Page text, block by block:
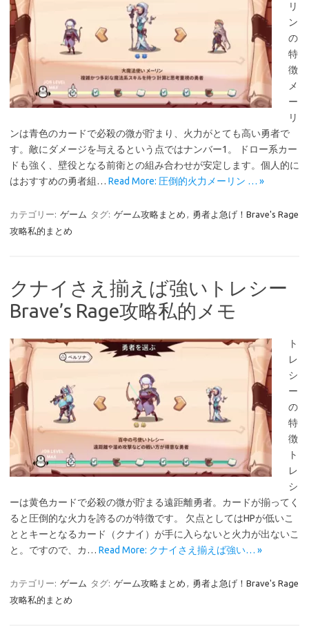
リ
ン
の
特
徴
メ
ー
リ
ンは青色のカードで必殺の微が貯まり、火力がとても高い勇者で
す。敵にダメージを与えるという点ではナンバー1。 ドロー系カー
ドも強く、壁役となる前衛との組み合わせが安定します。個人的に
はおすすめの勇者組… Read More: 圧倒的火力メーリン … »
カテゴリー: ゲーム タグ: ゲーム攻略まとめ , 勇者よ急げ！Brave's Rage
攻略私的まとめ
クナイさえ揃えば強いトレシー
Brave’s Rage攻略私的メモ
ト
レ
シ
ー
の
特
徴
ト
レ
シ
ーは黄色カードで必殺の微が貯まる遠距離勇者。カードが揃ってく
ると圧倒的な火力を誇るのが特徴です。 欠点としてはHPが低いこ
ととキーとなるカード（クナイ）が手に入らないと火力が出ないこ
と。ですので、カ… Read More: クナイさえ揃えば強い… »
カテゴリー: ゲーム タグ: ゲーム攻略まとめ , 勇者よ急げ！Brave's Rage
攻略私的まとめ